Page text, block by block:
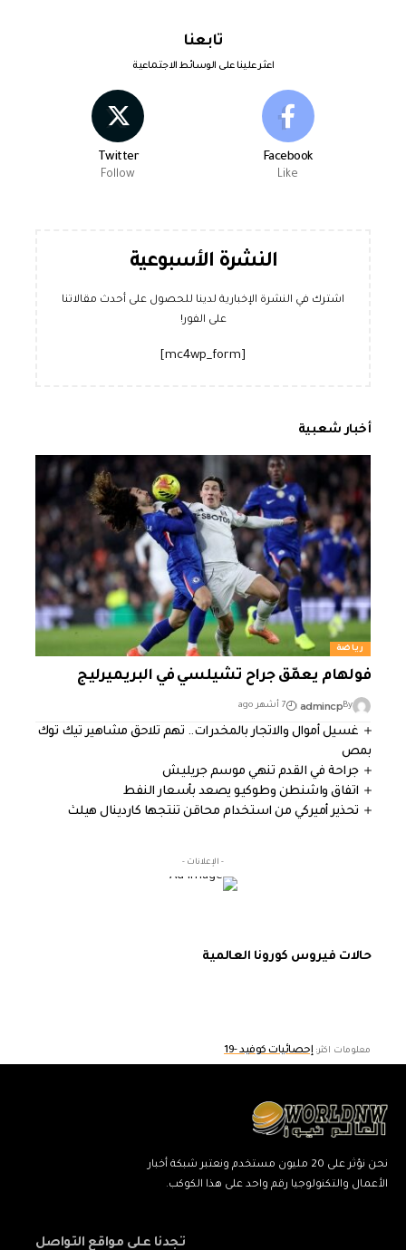
تابعنا
اعثر علينا على الوسائط الاجتماعية
Facebook
Like
Twitter
Follow
النشرة الأسبوعية
اشترك في النشرة الإخبارية لدينا للحصول على أحدث مقالاتنا
على الفور!
أخبار شعبية
رياضة
فولهام يعمّق جراح تشيلسي في البريميرليج
By
admincp 7 أشهر ago
غسيل أموال والاتجار بالمخدرات.. تهم تلاحق مشاهير تيك توك
بمص
جراحة في القدم تنهي موسم جريليش
اتفاق واشنطن وطوكيو يصعد بأسعار النفط
تحذير أميركي من استخدام محاقن تنتجها كاردينال هيلث
- الإعلانات -
حالات فيروس كورونا العالمية
معلومات اكثر: إحصائيات كوفيد -19
نحن نؤثر على 20 مليون مستخدم ونعتبر شبكة أخبار
الأعمال والتكنولوجيا رقم واحد على هذا الكوكب.
تجدنا على مواقع التواصل